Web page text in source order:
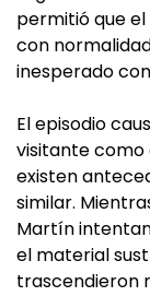
permitió que
con
inesperado
El episodio
visitante como
existen
similar.
Martín
el material
trascendieron